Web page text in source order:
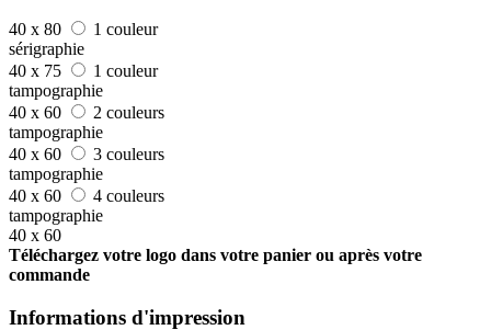
40 x 80
1 couleur
sérigraphie
40 x 75
1 couleur
tampographie
40 x 60
2 couleurs
tampographie
40 x 60
3 couleurs
tampographie
40 x 60
4 couleurs
tampographie
40 x 60
Téléchargez votre logo dans votre panier ou après votre
commande
Informations d'impression